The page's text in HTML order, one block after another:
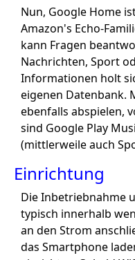
Nun, Google Home
Amazon's Echo-
kann Fragen
Nachrichten, Sport
Informationen holt
eigenen Datenbank.
ebenfalls abspielen,
sind Google Play
(mittlerweile auch
Einrichtung
Die Inbetriebnahme
typisch innerhalb
an den Strom
das Smartphone